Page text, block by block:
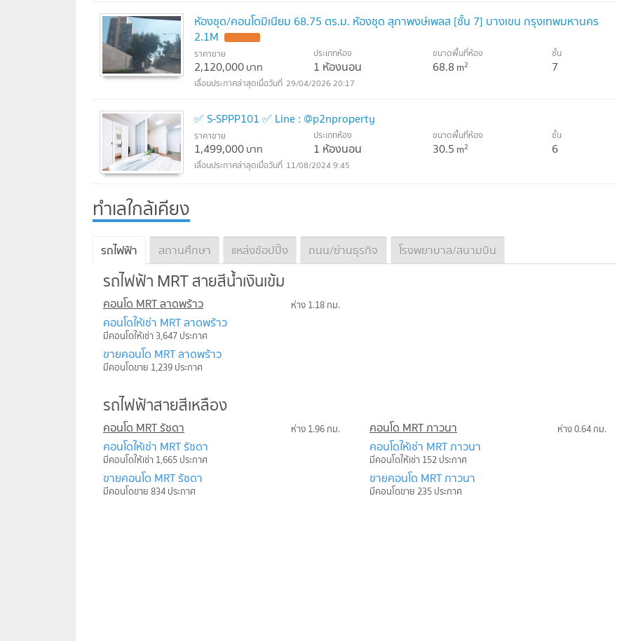
ห้องชุด/คอนโดมิเนียม 68.75 ตร.ม. ห้องชุด สุภาพงษ์เพลส [ชั้น 7] บางเขน กรุงเทพมหานคร
2.1M
ราคาขาย
2,120,000บาท
ประเภทห้อง
1 ห้องนอน
ขนาดพื้นที่ห้อง
68.8 m2
ชั้น
7
29/04/2026 20:17
✅ S-SPPP101 ✅ Line : @p2nproperty
ราคาขาย
1,499,000บาท
ประเภทห้อง
1 ห้องนอน
ขนาดพื้นที่ห้อง
30.5 m2
ชั้น
6
11/08/2024 9:45
ทำเลใกล้เคียง
รถไฟฟ้า สถานศึกษา แหล่งช้อปปิ้ง ถนน/ย่านธุรกิจ โรงพยาบาล/สนามบิน
รถไฟฟ้า MRT สายสีน้ำเงินเข้ม
คอนโด MRT ลาดพร้าว ห่าง 1.18 กม.
คอนโดให้เช่า MRT ลาดพร้าว
มีคอนโดให้เช่า 3,647 ประกาศ
ขายคอนโด MRT ลาดพร้าว
มีคอนโดขาย 1,239 ประกาศ
รถไฟฟ้าสายสีเหลือง
คอนโด MRT รัชดา ห่าง 1.96 กม.
คอนโดให้เช่า MRT รัชดา
มีคอนโดให้เช่า 1,665 ประกาศ
ขายคอนโด MRT รัชดา
มีคอนโดขาย 834 ประกาศ
คอนโด MRT ภาวนา ห่าง 0.64 กม.
คอนโดให้เช่า MRT ภาวนา
มีคอนโดให้เช่า 152 ประกาศ
ขายคอนโด MRT ภาวนา
มีคอนโดขาย 235 ประกาศ